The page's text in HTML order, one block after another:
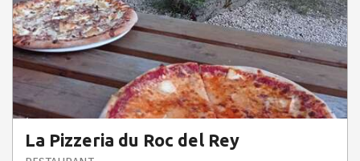
La Pizzeria du Roc del Rey